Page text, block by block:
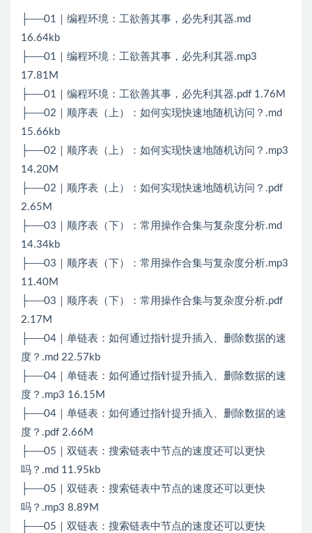
├──01｜编程环境：工欲善其事，必先利其器.md
16.64kb
├──01｜编程环境：工欲善其事，必先利其器.mp3
17.81M
├──01｜编程环境：工欲善其事，必先利其器.pdf 1.76M
├──02｜顺序表（上）：如何实现快速地随机访问？.md
15.66kb
├──02｜顺序表（上）：如何实现快速地随机访问？.mp3
14.20M
├──02｜顺序表（上）：如何实现快速地随机访问？.pdf
2.65M
├──03｜顺序表（下）：常用操作合集与复杂度分析.md
14.34kb
├──03｜顺序表（下）：常用操作合集与复杂度分析.mp3
11.40M
├──03｜顺序表（下）：常用操作合集与复杂度分析.pdf
2.17M
├──04｜单链表：如何通过指针提升插入、删除数据的速
度？.md 22.57kb
├──04｜单链表：如何通过指针提升插入、删除数据的速
度？.mp3 16.15M
├──04｜单链表：如何通过指针提升插入、删除数据的速
度？.pdf 2.66M
├──05｜双链表：搜索链表中节点的速度还可以更快
吗？.md 11.95kb
├──05｜双链表：搜索链表中节点的速度还可以更快
吗？.mp3 8.89M
├──05｜双链表：搜索链表中节点的速度还可以更快